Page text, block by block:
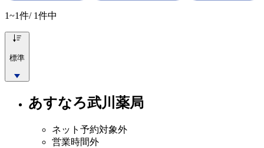
1~1件/ 1件中
標準
あすなろ武川薬局
ネット予約対象外
営業時間外